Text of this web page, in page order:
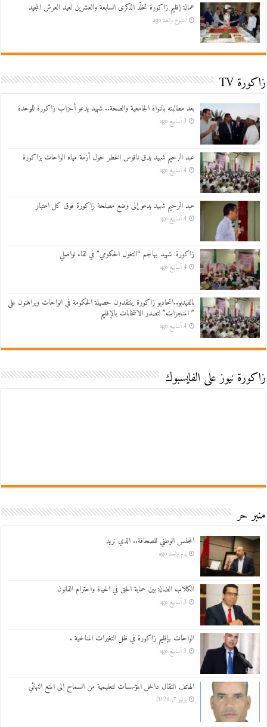
عمالة إقليم زاكورة تخلّد الذكرى السابعة والعشرين لعيد العرش المجيد
أسبوع واحد ago
زاكورة TV
بعد مطالبته بالنواة الجامعية والصحة.. شهيد يدعو أحزاب زاكورة للوحدة
3 أسابيع ago
عبد الرحيم شهيد يدق ناقوس الخطر حول أزمة مياه الواحات بزاكورة
4 أسابيع ago
عبد الرحيم شهيد يدعو إلى وضع مصلحة زاكورة فوق كل اعتبار
4 أسابيع ago
زاكورة: شهيد يهاجم “التغول الحكومي” في لقاء تواصلي
4 أسابيع ago
بالفيديو..اتحاديو زاكورة ينتقدون حصيلة الحكومة في الواحات ويراهنون على
” المنجزات” لتصدر الانتخابات بالإقليم
4 أسابيع ago
زاكورة نيوز على الفايسبوك
منبر حر
المجلس الوطني للصحافة.. الذي نريد
يوم واحد ago
الكلاب الضالة بين حماية الحق في الحياة واحترام القانون
3 أسابيع ago
الواحات بإقليم زاكورة في ظل التغيرات المناخية .
3 أسابيع ago
الهاتف النقال داخل المؤسسات لتعليمية من السماح الى المنع النهائي
يونيو 7, 2026